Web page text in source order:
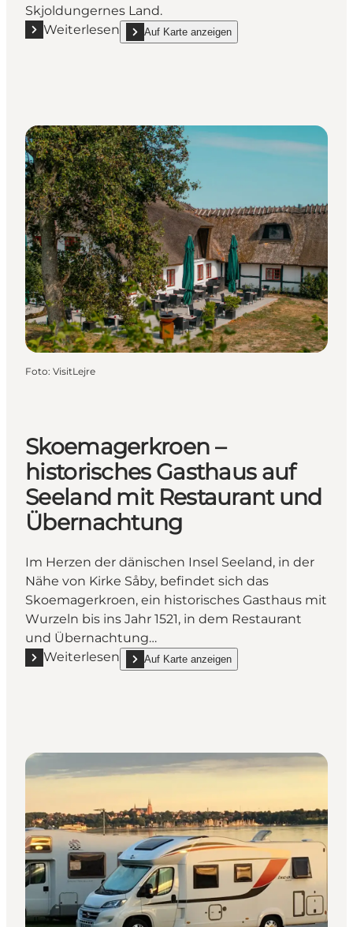
Skjoldungernes Land.
Weiterlesen
Mehr erfahren "Sonnerupgaard Gutshof –
Auf Karte anzeigen
show Sonnerupgaard Gutshof – Aufenthalt in
Foto: VisitLejre
Skoemagerkroen –
historisches Gasthaus auf
Seeland mit Restaurant und
Übernachtung
Im Herzen der dänischen Insel Seeland, in der
Nähe von Kirke Såby, befindet sich das
Skoemagerkroen, ein historisches Gasthaus mit
Wurzeln bis ins Jahr 1521, in dem Restaurant
und Übernachtung…
Weiterlesen
Mehr erfahren "Skoemagerkroen – historisches
Auf Karte anzeigen
show Skoemagerkroen – historisches Gasthaus